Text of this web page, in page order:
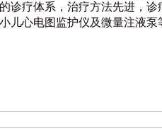
诊疗体系，治疗方法先进，
儿心电图监护仪及微量注液泵